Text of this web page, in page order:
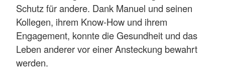
Schutz für andere. Dank Manuel und seinen
Kollegen, ihrem Know-How und ihrem
Engagement, konnte die Gesundheit und das
Leben anderer vor einer Ansteckung bewahrt
werden.